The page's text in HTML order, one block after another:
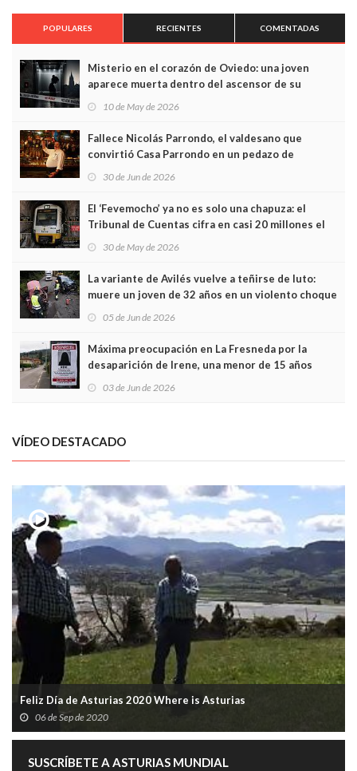
POPULARES RECIENTES COMENTADAS
Misterio en el corazón de Oviedo: una joven
aparece muerta dentro del ascensor de su
10 de May de 2026
Fallece Nicolás Parrondo, el valdesano que
convirtió Casa Parrondo en un pedazo de
30 de Jun de 2026
El ‘Fevemocho’ ya no es solo una chapuza: el
Tribunal de Cuentas cifra en casi 20 millones el
30 de May de 2026
La variante de Avilés vuelve a teñirse de luto:
muere un joven de 32 años en un violento choque
05 de Jun de 2026
Máxima preocupación en La Fresneda por la
desaparición de Irene, una menor de 15 años
03 de Jun de 2026
VÍDEO DESTACADO
Feliz Día de Asturias 2020 Where is Asturias
06 de Sep de 2020
SUSCRÍBETE A ASTURIAS MUNDIAL